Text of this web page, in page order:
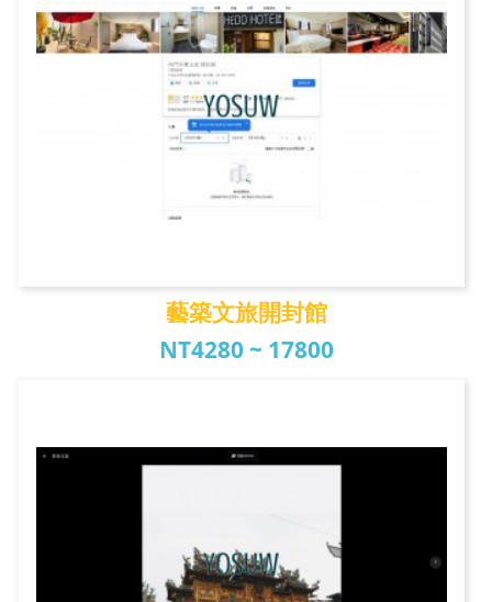
藝築文旅開封館
NT4280 ~ 17800